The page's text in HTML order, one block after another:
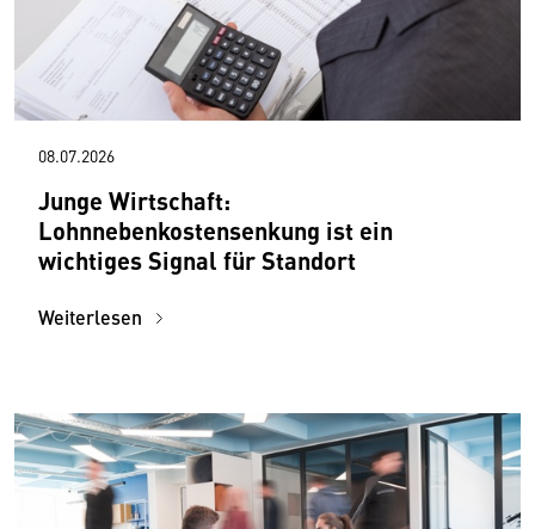
08.07.2026
Junge Wirtschaft:
Lohnnebenkostensenkung ist ein
wichtiges Signal für Standort
Weiterlesen